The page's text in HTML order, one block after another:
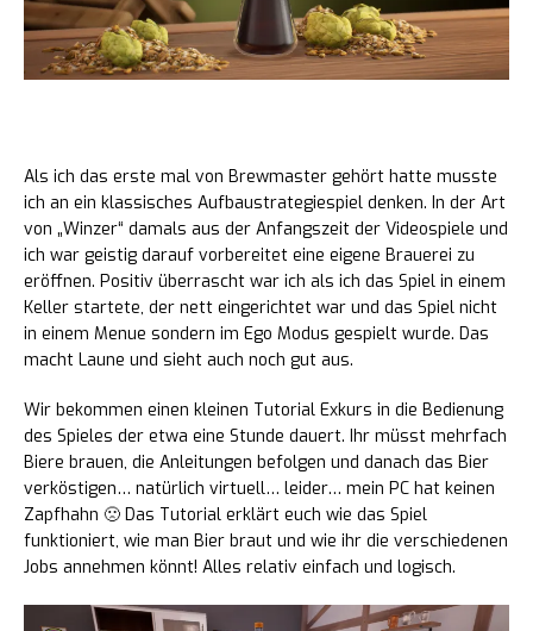
Als ich das erste mal von Brewmaster gehört hatte musste
ich an ein klassisches Aufbaustrategiespiel denken. In der Art
von „Winzer“ damals aus der Anfangszeit der Videospiele und
ich war geistig darauf vorbereitet eine eigene Brauerei zu
eröffnen. Positiv überrascht war ich als ich das Spiel in einem
Keller startete, der nett eingerichtet war und das Spiel nicht
in einem Menue sondern im Ego Modus gespielt wurde. Das
macht Laune und sieht auch noch gut aus.
Wir bekommen einen kleinen Tutorial Exkurs in die Bedienung
des Spieles der etwa eine Stunde dauert. Ihr müsst mehrfach
Biere brauen, die Anleitungen befolgen und danach das Bier
verköstigen… natürlich virtuell… leider… mein PC hat keinen
Zapfhahn 🙁 Das Tutorial erklärt euch wie das Spiel
funktioniert, wie man Bier braut und wie ihr die verschiedenen
Jobs annehmen könnt! Alles relativ einfach und logisch.